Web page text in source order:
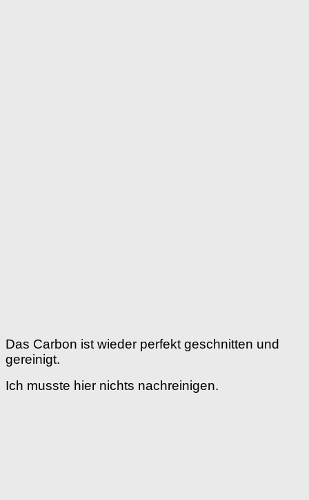
Das Carbon ist wieder perfekt geschnitten und
gereinigt.
Ich musste hier nichts nachreinigen.